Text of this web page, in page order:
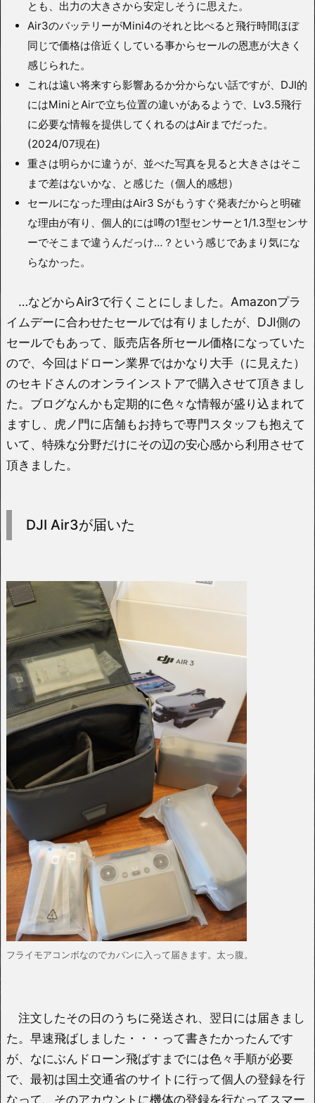
とも、出力の大きさから安定しそうに思えた。
Air3のバッテリーがMini4のそれと比べると飛行時間ほぼ
同じで価格は倍近くしている事からセールの恩恵が大きく
感じられた。
これは遠い将来すら影響あるか分からない話ですが、DJI的
にはMiniとAirで立ち位置の違いがあるようで、Lv3.5飛行
に必要な情報を提供してくれるのはAirまでだった。
(2024/07現在)
重さは明らかに違うが、並べた写真を見ると大きさはそこ
まで差はないかな、と感じた（個人的感想）
セールになった理由はAir3 Sがもうすぐ発表だからと明確
な理由が有り、個人的には噂の1型センサーと1/1.3型センサ
ーでそこまで違うんだっけ…？という感じであまり気にな
らなかった。
…などからAir3で行くことにしました。Amazonプラ
イムデーに合わせたセールでは有りましたが、DJI側の
セールでもあって、販売店各所セール価格になっていた
ので、今回はドローン業界ではかなり大手（に見えた）
のセキドさんのオンラインストアで購入させて頂きまし
た。ブログなんかも定期的に色々な情報が盛り込まれて
ますし、虎ノ門に店舗もお持ちで専門スタッフも抱えて
いて、特殊な分野だけにその辺の安心感から利用させて
頂きました。
DJI Air3が届いた
フライモアコンボなのでカバンに入って届きます。太っ腹。
注文したその日のうちに発送され、翌日には届きまし
た。早速飛ばしました・・・って書きたかったんです
が、なにぶんドローン飛ばすまでには色々手順が必要
で、最初は国土交通省のサイトに行って個人の登録を行
なって、そのアカウントに機体の登録を行なってスマー